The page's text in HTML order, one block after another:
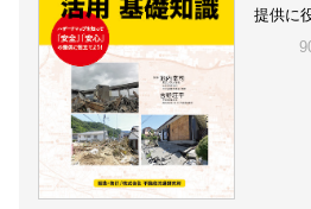
提供に